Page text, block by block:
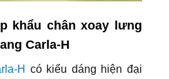
khẩu chân xoay lưng
Carla-H
H có kiểu dáng hiện đại